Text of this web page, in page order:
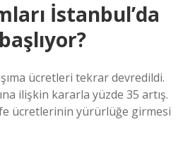
İstanbul’da
ücretleri tekrar devredildi.
ilişkin kararla yüzde 35 artış.
ücretlerinin yürürlüğe girmesi